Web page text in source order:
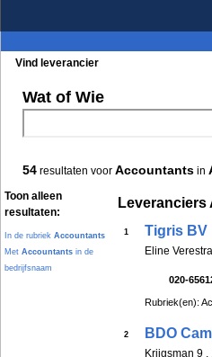
Vind leverancier
Wat of Wie
54 resultaten voor Accountants in
Toon alleen
resultaten:
In de rubriek Accountants
Met Accountants in de
bedrijfsnaam
Leveranciers
1 Tigris BV
Eline
020-
Rubriek(en):
2 BDO
Krijgsman 9 ,